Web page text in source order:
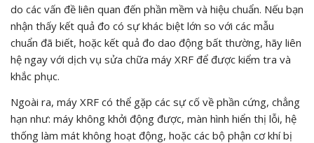
do các vấn đề liên quan đến phần mềm và hiệu chuẩn. Nếu bạn
nhận thấy kết quả đo có sự khác biệt lớn so với các mẫu
chuẩn đã biết, hoặc kết quả đo dao động bất thường, hãy liên
hệ ngay với dịch vụ sửa chữa máy XRF để được kiểm tra và
khắc phục.
Ngoài ra, máy XRF có thể gặp các sự cố về phần cứng, chẳng
hạn như: máy không khởi động được, màn hình hiển thị lỗi, hệ
thống làm mát không hoạt động, hoặc các bộ phận cơ khí bị